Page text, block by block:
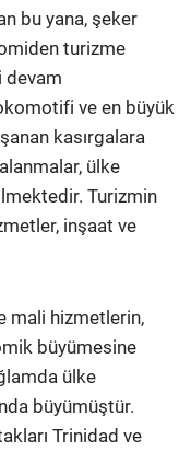
bu yana, şeker
turizme
devam
ve en büyük
kasırgalara
ülke
Turizmin
inşaat ve
mali hizmetlerin,
büyümesine
ülke
büyümüştür.
Trinidad ve